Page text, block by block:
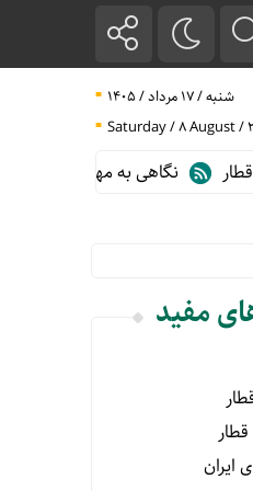
شنبه / ۱۷ مرداد / ۱۴۰۵
Saturday / 8 August /
نگاهی به مهم ترین آمارهای حمل و
مفید
ایران